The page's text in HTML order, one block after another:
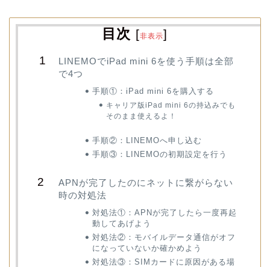
目次 [非表示]
LINEMOでiPad mini 6を使う手順は全部
で4つ
手順①：iPad mini 6を購入する
キャリア版iPad mini 6の持込みでも
そのまま使えるよ！
手順②：LINEMOへ申し込む
手順③：LINEMOの初期設定を行う
APNが完了したのにネットに繋がらない
時の対処法
対処法①：APNが完了したら一度再起
動してあげよう
対処法②：モバイルデータ通信がオフ
になっていないか確かめよう
対処法③：SIMカードに原因がある場